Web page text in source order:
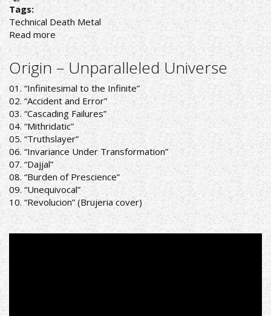
Tags:
Technical Death Metal
Read more about
Decrepit
Birth
–
Axis
Mundi
Origin – Unparalleled Universe
01. “Infinitesimal to the Infinite”
02. “Accident and Error”
03. “Cascading Failures”
04. “Mithridatic”
05. “Truthslayer”
06. “Invariance Under Transformation”
07. “Dajjal”
08. “Burden of Prescience”
09. “Unequivocal”
10. “Revolucion” (Brujeria cover)